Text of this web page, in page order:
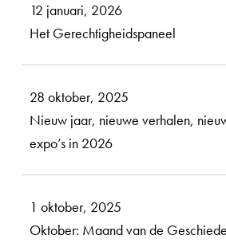
12 januari, 2026
Het Gerechtigheidspaneel
28 oktober, 2025
Nieuw jaar, nieuwe verhalen,
expo’s in 2026
1 oktober, 2025
Oktober: Maand van de